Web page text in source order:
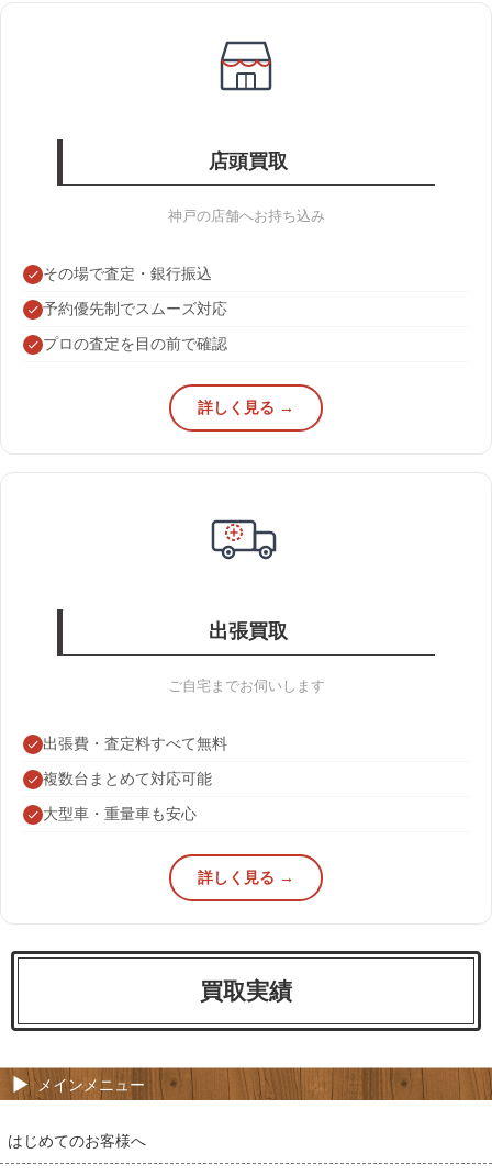
店頭買取
神戸の店舗へお持ち込み
その場で査定・銀行振込
予約優先制でスムーズ対応
プロの査定を目の前で確認
詳しく見る →
出張買取
ご自宅までお伺いします
出張費・査定料すべて無料
複数台まとめて対応可能
大型車・重量車も安心
詳しく見る →
買取実績
メインメニュー
はじめてのお客様へ